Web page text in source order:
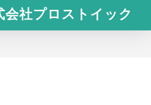
会社プロストイック